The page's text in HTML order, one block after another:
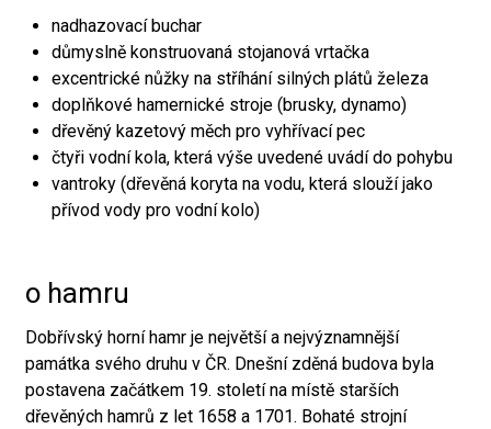
nadhazovací buchar
důmyslně konstruovaná stojanová vrtačka
excentrické nůžky na stříhání silných plátů železa
doplňkové hamernické stroje (brusky, dynamo)
dřevěný kazetový měch pro vyhřívací pec
čtyři vodní kola, která výše uvedené uvádí do pohybu
vantroky (dřevěná koryta na vodu, která slouží jako
přívod vody pro vodní kolo)
o hamru
Dobřívský horní hamr je největší a nejvýznamnější
památka svého druhu v ČR. Dnešní zděná budova byla
postavena začátkem 19. století na místě starších
dřevěných hamrů z let 1658 a 1701. Bohaté strojní